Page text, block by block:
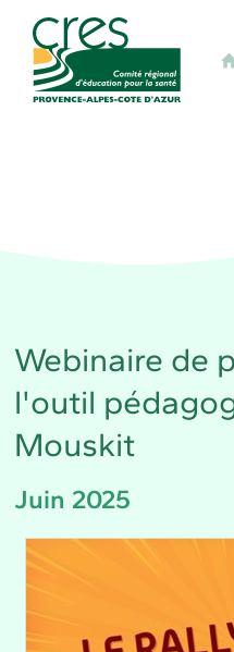
CRES Paca -
Webinaire de
l'outil
Mouskit
Juin 2025